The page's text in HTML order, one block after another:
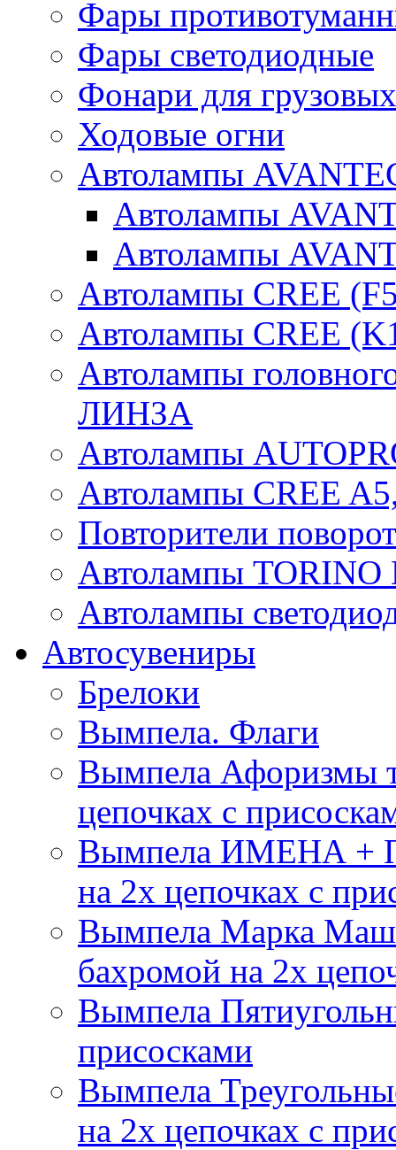
Фары
Фары светодиодные
Фонари для
Ходовые огни
Автолампы
Автолампы
Автолампы
Автолампы CREE
Автолампы CREE
Автолампы
ЛИНЗА
Автолампы
Автолампы CREE
Повторители
Автолампы
Автолампы
Автосувениры
Брелоки
Вымпела. Флаги
Вымпела Афоризмы
цепочках с
Вымпела ИМЕНА +
на 2х цепочках с
Вымпела Марка
бахромой на 2х
Вымпела
присосками
Вымпела
на 2х цепочках с